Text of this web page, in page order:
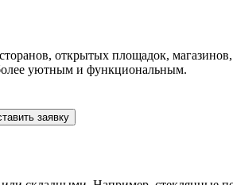
открытых площадок,
уютным и функциональным.
заявку